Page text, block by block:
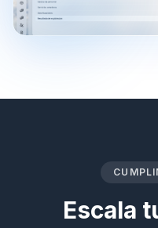
Escala